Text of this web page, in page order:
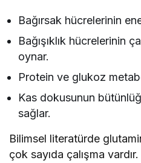
Bağırsak hücrelerinin
Bağışıklık hücrelerinin
oynar.
Protein ve glukoz
Kas dokusunun
sağlar.
Bilimsel literatürde
çok sayıda çalışma